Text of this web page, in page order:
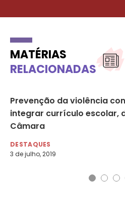
MATÉRIAS
RELACIONADAS
Prevenção da violência
integrar currículo escolar,
Câmara
DESTAQUES
3 de julho, 2019